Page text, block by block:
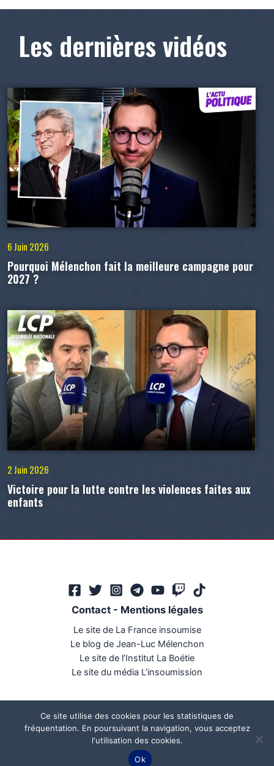
Les dernières vidéos
6 Juin 2026
Pourquoi Mélenchon fait la meilleure campagne pour
2027 ?
2 Juin 2026
Victoire pour la lutte contre les violences faites aux
enfants
Contact- Mentions légales
Le site de La France insoumise
Le blog de Jean-Luc Mélenchon
Le site de l’Institut La Boétie
Le site du média L’insoumission
Mégaphone communication
Ce site utilise des cookies pour les statistiques de
fréquentation. En poursuivant la navigation, vous acceptez
l'utilisation des cookies.
Ok